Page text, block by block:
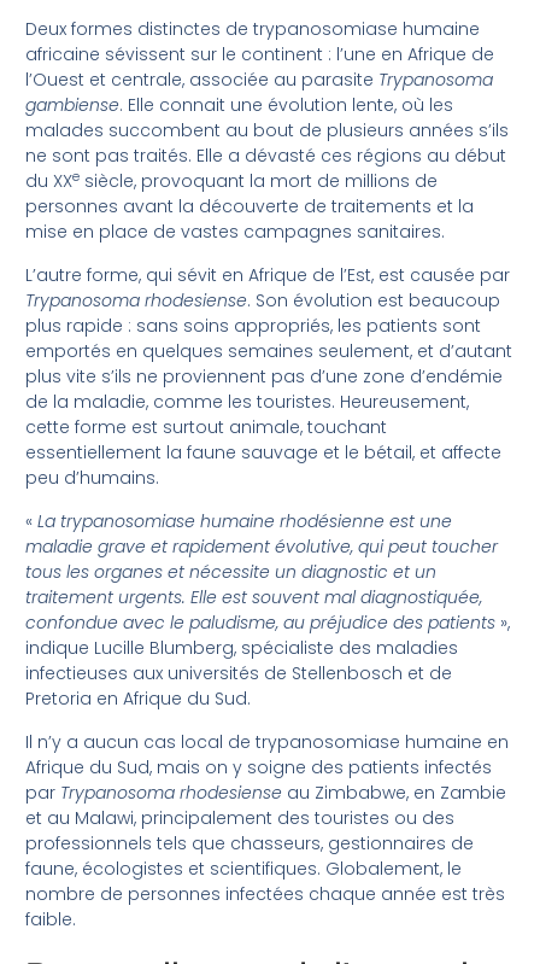
Deux formes distinctes de trypanosomiase humaine
africaine sévissent sur le continent : l’une en Afrique de
l’Ouest et centrale, associée au parasite Trypanosoma
gambiense. Elle connait une évolution lente, où les
malades succombent au bout de plusieurs années s’ils
ne sont pas traités. Elle a dévasté ces régions au début
du XXe siècle, provoquant la mort de millions de
personnes avant la découverte de traitements et la
mise en place de vastes campagnes sanitaires.
L’autre forme, qui sévit en Afrique de l’Est, est causée par
Trypanosoma rhodesiense. Son évolution est beaucoup
plus rapide : sans soins appropriés, les patients sont
emportés en quelques semaines seulement, et d’autant
plus vite s’ils ne proviennent pas d’une zone d’endémie
de la maladie, comme les touristes. Heureusement,
cette forme est surtout animale, touchant
essentiellement la faune sauvage et le bétail, et affecte
peu d’humains.
«La trypanosomiase humaine rhodésienne est une
maladie grave et rapidement évolutive, qui peut toucher
tous les organes et nécessite un diagnostic et un
traitement urgents. Elle est souvent mal diagnostiquée,
confondue avec le paludisme, au préjudice des patients »,
indique Lucille Blumberg, spécialiste des maladies
infectieuses aux universités de Stellenbosch et de
Pretoria en Afrique du Sud.
Il n’y a aucun cas local de trypanosomiase humaine en
Afrique du Sud, mais on y soigne des patients infectés
par Trypanosoma rhodesiense au Zimbabwe, en Zambie
et au Malawi, principalement des touristes ou des
professionnels tels que chasseurs, gestionnaires de
faune, écologistes et scientifiques. Globalement, le
nombre de personnes infectées chaque année est très
faible.